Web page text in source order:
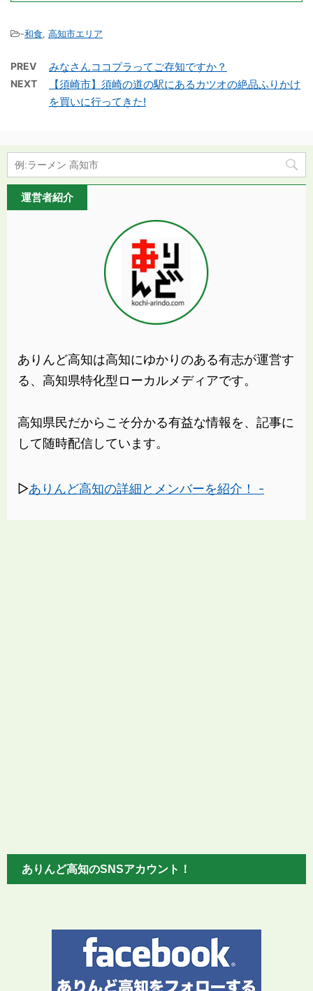
-和食, 高知市エリア
PREV みなさんココプラってご存知ですか？
NEXT
【須崎市】須崎の道の駅にあるカツオの絶品ふりかけ
を買いに行ってきた!
運営者紹介
ありんど高知は高知にゆかりのある有志が運営す
る、高知県特化型ローカルメディアです。
高知県民だからこそ分かる有益な情報を、記事に
して随時配信しています。
▷ありんど高知の詳細とメンバーを紹介！ -
ありんど高知のSNSアカウント！